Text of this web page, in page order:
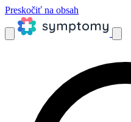
Preskočiť na obsah